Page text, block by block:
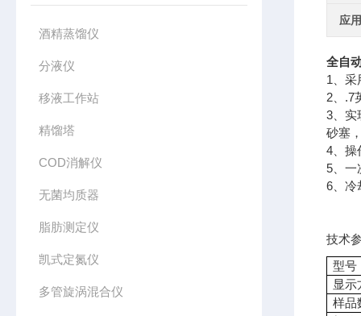
酒精蒸馏仪
分液仪
移液工作站
精馏塔
COD消解仪
无菌均质器
脂肪测定仪
凯式定氮仪
多管旋涡混合仪
应
全自
1、采
2、.7
3、实
砂塞
4、操
5、一
6、冷
技术
型号
显示
样品